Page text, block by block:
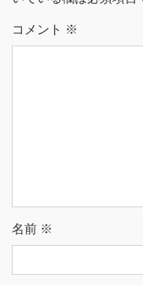
コメント ※
名前 ※